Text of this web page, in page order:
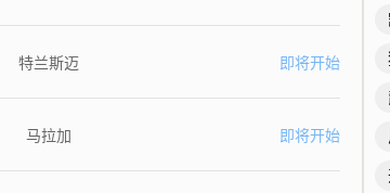
特兰斯迈 即将开始
马拉加 即将开始